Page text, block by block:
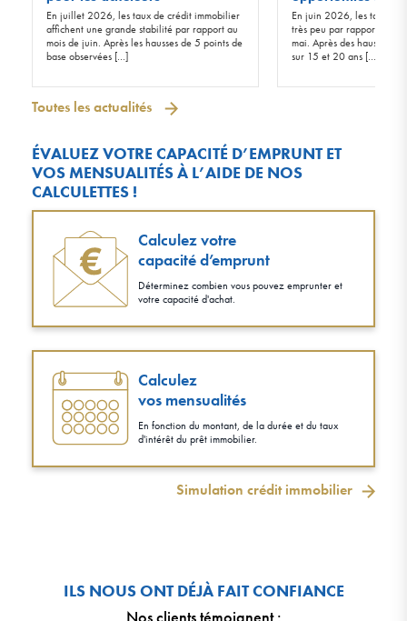
En juillet 2026, les taux de crédit immobilier
affichent une grande stabilité par rapport au
mois de juin. Après les hausses de 5 points de
base observées […]
En juin 2026, les taux
très peu par rapport à
mai. Après des hausses
sur 15 et 20 ans […]
Toutes les actualités
ÉVALUEZ VOTRE CAPACITÉ D’EMPRUNT ET
VOS MENSUALITÉS À L’AIDE DE NOS
CALCULETTES !
Calculez votre
capacité d’emprunt
Déterminez combien vous pouvez emprunter et
votre capacité d'achat.
Calculez
vos mensualités
En fonction du montant, de la durée et du taux
d'intérêt du prêt immobilier.
Simulation crédit immobilier
ILS NOUS ONT DÉJÀ FAIT CONFIANCE
Nos clients témoignent: